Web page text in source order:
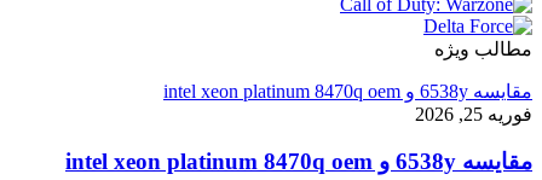
مطالب ویژه
مقایسه 6538y و intel xeon platinum 8470q oem
فوریه 25, 2026
مقایسه 6538y و intel xeon platinum 8470q oem